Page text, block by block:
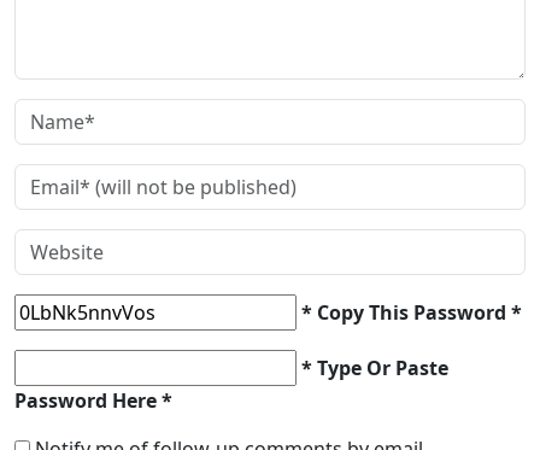
* Copy This Password *
* Type Or Paste
Password Here *